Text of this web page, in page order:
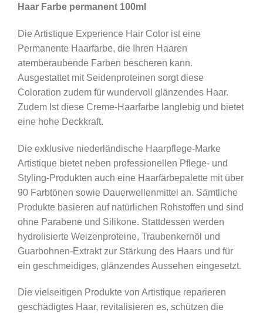
Haar Farbe permanent 100ml
Die Artistique Experience Hair Color ist eine
Permanente Haarfarbe, die Ihren Haaren
atemberaubende Farben bescheren kann.
Ausgestattet mit Seidenproteinen sorgt diese
Coloration zudem für wundervoll glänzendes Haar.
Zudem Ist diese Creme-Haarfarbe langlebig und bietet
eine hohe Deckkraft.
Die exklusive niederländische Haarpflege-Marke
Artistique bietet neben professionellen Pflege- und
Styling-Produkten auch eine Haarfärbepalette mit über
90 Farbtönen sowie Dauerwellenmittel an. Sämtliche
Produkte basieren auf natürlichen Rohstoffen und sind
ohne Parabene und Silikone. Stattdessen werden
hydrolisierte Weizenproteine, Traubenkernöl und
Guarbohnen-Extrakt zur Stärkung des Haars und für
ein geschmeidiges, glänzendes Aussehen eingesetzt.
Die vielseitigen Produkte von Artistique reparieren
geschädigtes Haar, revitalisieren es, schützen die